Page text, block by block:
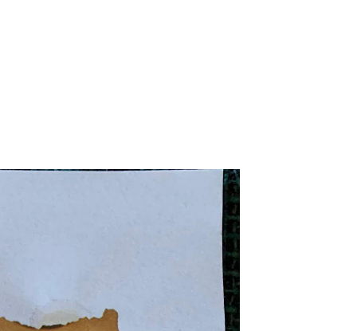
info@tsv03wolfskehlen.de